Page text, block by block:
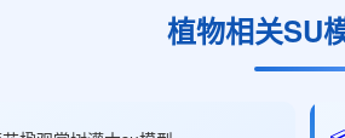
植物相关SU